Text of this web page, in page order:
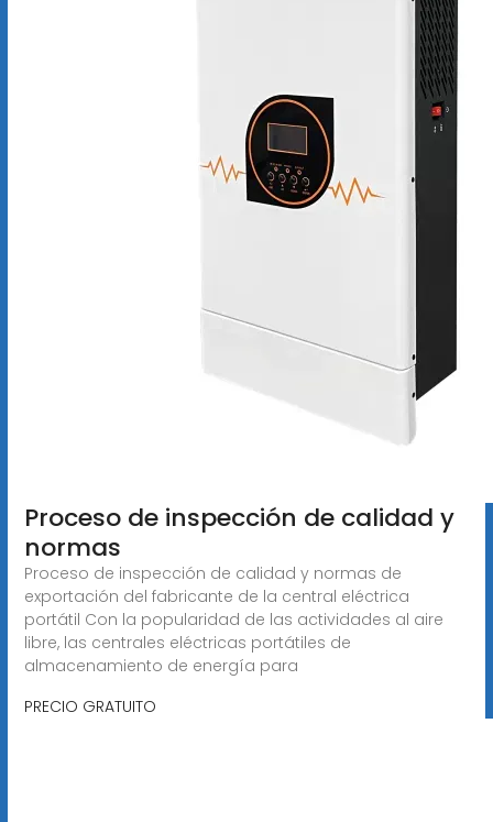
Proceso de inspección de calidad y
normas
Proceso de inspección de calidad y normas de
exportación del fabricante de la central eléctrica
portátil Con la popularidad de las actividades al aire
libre, las centrales eléctricas portátiles de
almacenamiento de energía para
PRECIO GRATUITO